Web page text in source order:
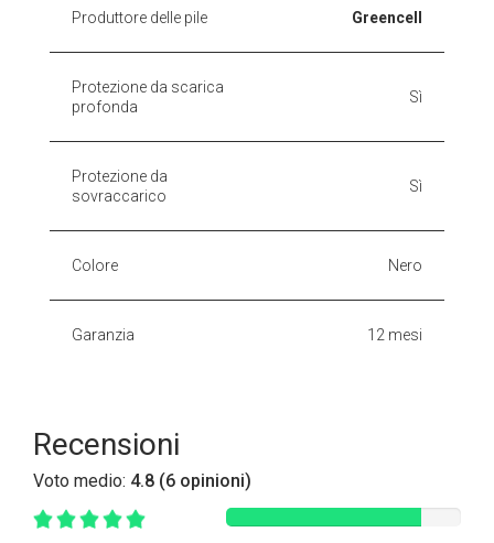
Produttore delle pile Greencell
Protezione da scarica
profonda
Sì
Protezione da
sovraccarico
Sì
Colore Nero
Garanzia 12 mesi
Recensioni
Voto medio: 4.8 (6 opinioni)